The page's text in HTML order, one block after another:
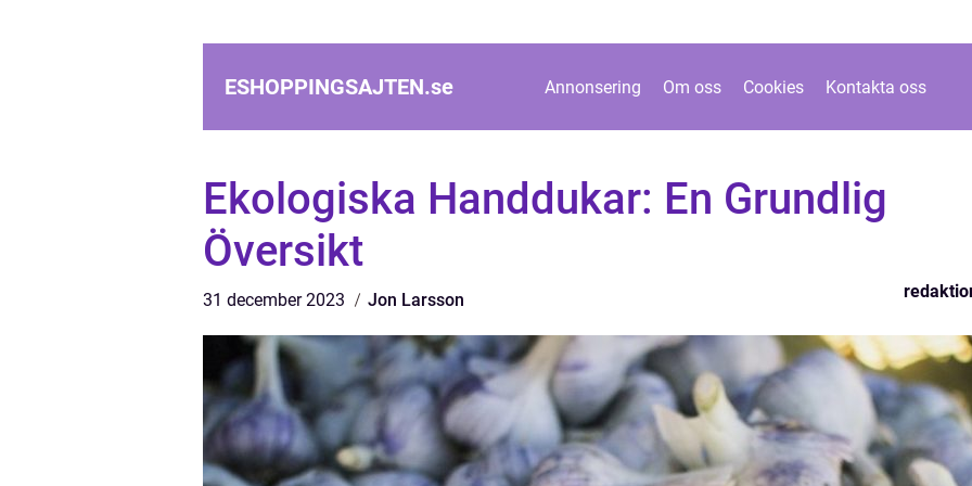
ESHOPPINGSAJTEN.se Annonsering Om oss Cookies Kontakta oss
Ekologiska Handdukar: En Grundlig
Översikt
31 december 2023 Jon Larsson